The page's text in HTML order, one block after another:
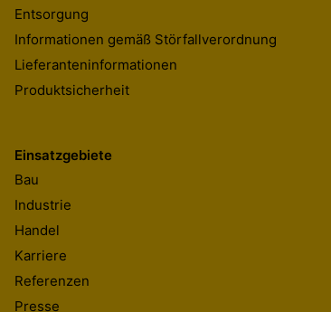
Entsorgung
Informationen gemäß Störfallverordnung
Lieferanteninformationen
Produktsicherheit
Einsatzgebiete
Bau
Industrie
Handel
Karriere
Referenzen
Presse